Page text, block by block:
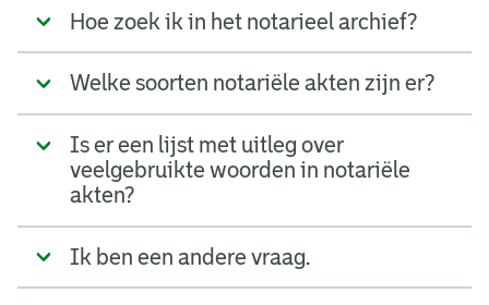
Hoe zoek ik in het notarieel archief?
Welke soorten notariële akten zijn er?
Is er een lijst met uitleg over
veelgebruikte woorden in notariële
akten?
Ik ben een andere vraag.